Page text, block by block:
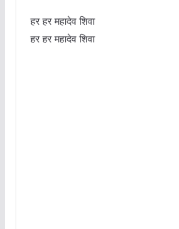
हर हर महादेव शिवा
हर हर महादेव शिवा